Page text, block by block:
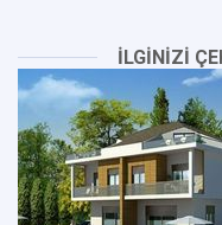
İLGİNİZİ